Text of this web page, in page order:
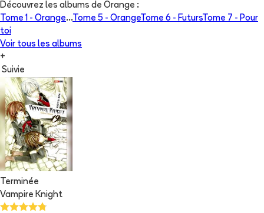
Découvrez les albums de Orange :
Tome 1 - Orange...Tome 5 - OrangeTome 6 - FutursTome 7 - Pour
toi
Voir tous les albums
+
Suivie
Terminée
Vampire Knight